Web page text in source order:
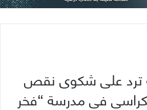
ترد على شكوى نقص
في مدرسة “فخر